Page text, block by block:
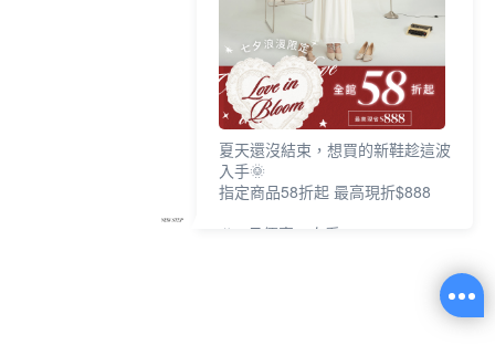
夏天還沒結束，想買的新鞋趁這波
入手🌞
指定商品58折起 最高現折$888
🎉 8月優惠一次看
③指定商品58折起 最高現折$888